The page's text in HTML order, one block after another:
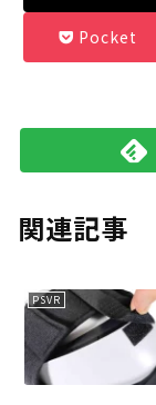
Pocket
関連記事
PSVR